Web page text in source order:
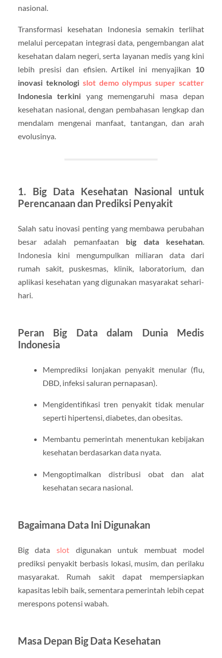
nasional.
Transformasi kesehatan Indonesia semakin terlihat
melalui percepatan integrasi data, pengembangan alat
kesehatan dalam negeri, serta layanan medis yang kini
lebih presisi dan efisien. Artikel ini menyajikan 10
inovasi teknologi slot demo olympus super scatter
Indonesia terkini yang memengaruhi masa depan
kesehatan nasional, dengan pembahasan lengkap dan
mendalam mengenai manfaat, tantangan, dan arah
evolusinya.
1. Big Data Kesehatan Nasional untuk
Perencanaan dan Prediksi Penyakit
Salah satu inovasi penting yang membawa perubahan
besar adalah pemanfaatan big data kesehatan.
Indonesia kini mengumpulkan miliaran data dari
rumah sakit, puskesmas, klinik, laboratorium, dan
aplikasi kesehatan yang digunakan masyarakat sehari-
hari.
Peran Big Data dalam Dunia Medis
Indonesia
Memprediksi lonjakan penyakit menular (flu,
DBD, infeksi saluran pernapasan).
Mengidentifikasi tren penyakit tidak menular
seperti hipertensi, diabetes, dan obesitas.
Membantu pemerintah menentukan kebijakan
kesehatan berdasarkan data nyata.
Mengoptimalkan distribusi obat dan alat
kesehatan secara nasional.
Bagaimana Data Ini Digunakan
Big data slotdigunakan untuk membuat model
prediksi penyakit berbasis lokasi, musim, dan perilaku
masyarakat. Rumah sakit dapat mempersiapkan
kapasitas lebih baik, sementara pemerintah lebih cepat
merespons potensi wabah.
Masa Depan Big Data Kesehatan